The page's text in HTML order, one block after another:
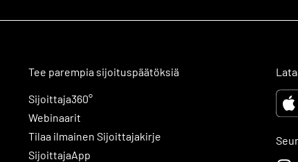
Tee parempia sijoituspäätöksiä
Sijoittaja360°
Webinaarit
Tilaa ilmainen Sijoittajakirje
SijoittajaApp